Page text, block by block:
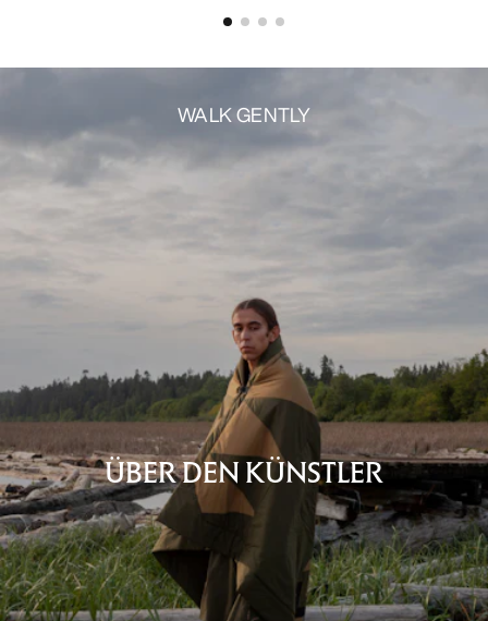
WALK GENTLY
ÜBER DEN KÜNSTLER